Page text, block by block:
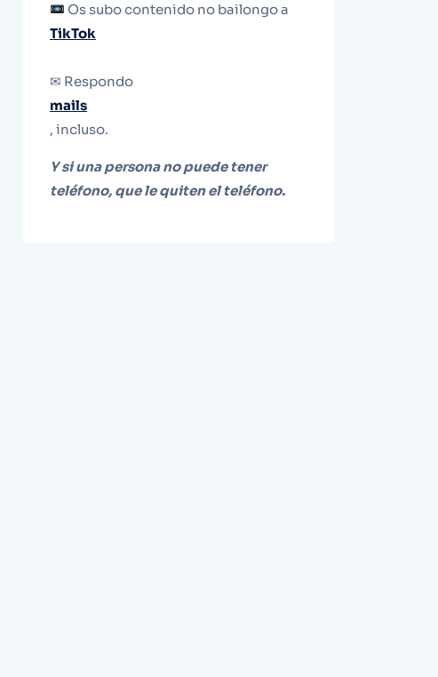
Os subo contenido no bailongo a
TikTok
✉ Respondo
mails
, incluso.
Y si una persona no puede tener
teléfono, que le quiten el teléfono.